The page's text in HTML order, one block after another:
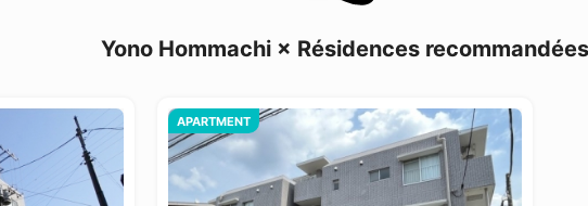
Yono Hommachi × Résidences recommandées
APARTMENT